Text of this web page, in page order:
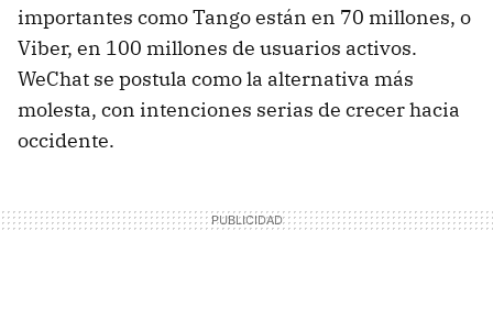
importantes como Tango están en 70 millones, o
Viber, en 100 millones de usuarios activos.
WeChat se postula como la alternativa más
molesta, con intenciones serias de crecer hacia
occidente.